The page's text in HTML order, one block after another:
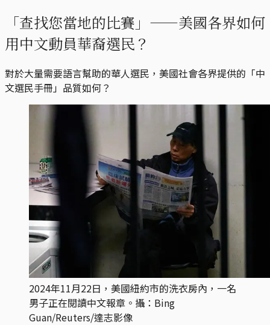
「查找您當地的比賽」——美國各界如何
用中文動員華裔選民？
對於大量需要語言幫助的華人選民，美國社會各界提供的「中
文選民手冊」品質如何？
2024年11月22日，美國紐約市的洗衣房內，一名
男子正在閱讀中文報章。攝：Bing
Guan/Reuters/達志影像